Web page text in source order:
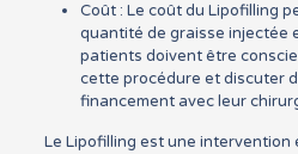
Coût : Le coût du Lipofilling
quantité de graisse injectée
patients doivent être
cette procédure et discuter
financement avec leur
Le Lipofilling est une